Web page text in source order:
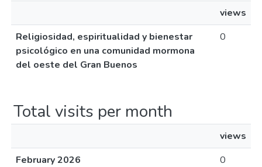
views
Religiosidad, espiritualidad y bienestar
psicológico en una comunidad mormona
del oeste del Gran Buenos
0
Total visits per month
views
February 2026
0